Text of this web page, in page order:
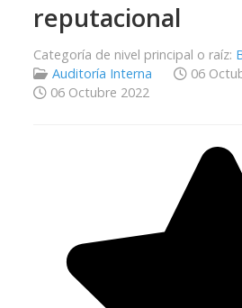
reputacional
Categoría de nivel principal o raíz:
Auditoría Interna
06
06 Octubre 2022